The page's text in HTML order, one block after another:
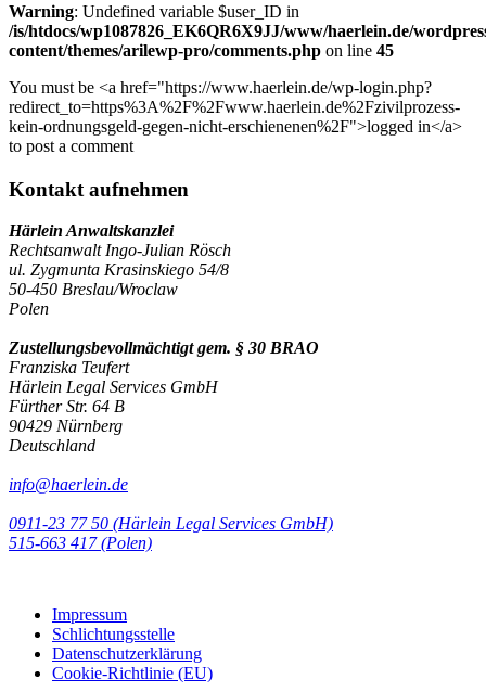
Warning: Undefined variable $user_ID in
/is/htdocs/wp1087826_EK6QR6X9JJ/www/haerlein.de/
content/themes/arilewp-pro/comments.php on line 45
You must be <a href="https://www.haerlein.de/wp-login.php?
redirect_to=https%3A%2F%2Fwww.haerlein.de%2Fzivilprozess-
kein-ordnungsgeld-gegen-nicht-erschienenen%2F">logged in</a>
to post a comment
Kontakt aufnehmen
Härlein Anwaltskanzlei
Rechtsanwalt Ingo-Julian Rösch
ul. Zygmunta Krasinskiego 54/8
50-450 Breslau/Wroclaw
Polen
Zustellungsbevollmächtigt gem. § 30 BRAO
Franziska Teufert
Härlein Legal Services GmbH
Fürther Str. 64 B
90429 Nürnberg
Deutschland
info@haerlein.de
0911-23 77 50 (Härlein Legal Services GmbH)
‭515-663 417 (Polen)‬‬‬
Impressum
Schlichtungsstelle
Datenschutzerklärung
Cookie-Richtlinie (EU)